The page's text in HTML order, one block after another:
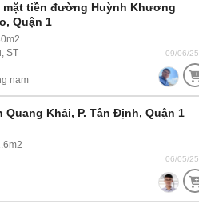
mặt tiền đường Huỳnh Khương
Quận 1
ST
nam
09/06/25
Quang Khải, P. Tân Định, Quận 1
06/05/25